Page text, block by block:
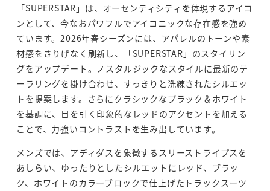
「SUPERSTAR」は、オーセンティシティを体現するアイコ
ンとして、今なおパワフルでアイコニックな存在感を強め
ています。2026年春シーズンには、アパレルのトーンや素
材感をさりげなく刷新し、「SUPERSTAR」のスタイリン
グをアップデート。ノスタルジックなスタイルに最新のテ
ーラリングを掛け合わせ、すっきりと洗練されたシルエッ
トを提案します。さらにクラシックなブラック＆ホワイト
を基調に、目を引く印象的なレッドのアクセントを加える
ことで、力強いコントラストを生み出しています。
メンズでは、アディダスを象徴するスリーストライプスを
あしらい、ゆったりとしたシルエットにレッド、ブラッ
ク、ホワイトのカラーブロックで仕上げたトラックスーツ